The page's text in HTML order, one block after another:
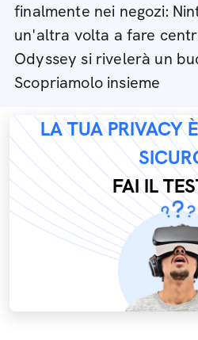
finalmente nei negozi:
un'altra volta a fare
Odyssey si rivelerà un
Scopriamolo insieme
LA TUA PRIVACY
FAI IL